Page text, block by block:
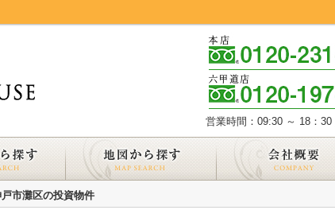
営業時間：09:30 ～ 18：30
市灘区の投資物件